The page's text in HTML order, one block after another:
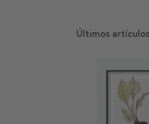
Últimos